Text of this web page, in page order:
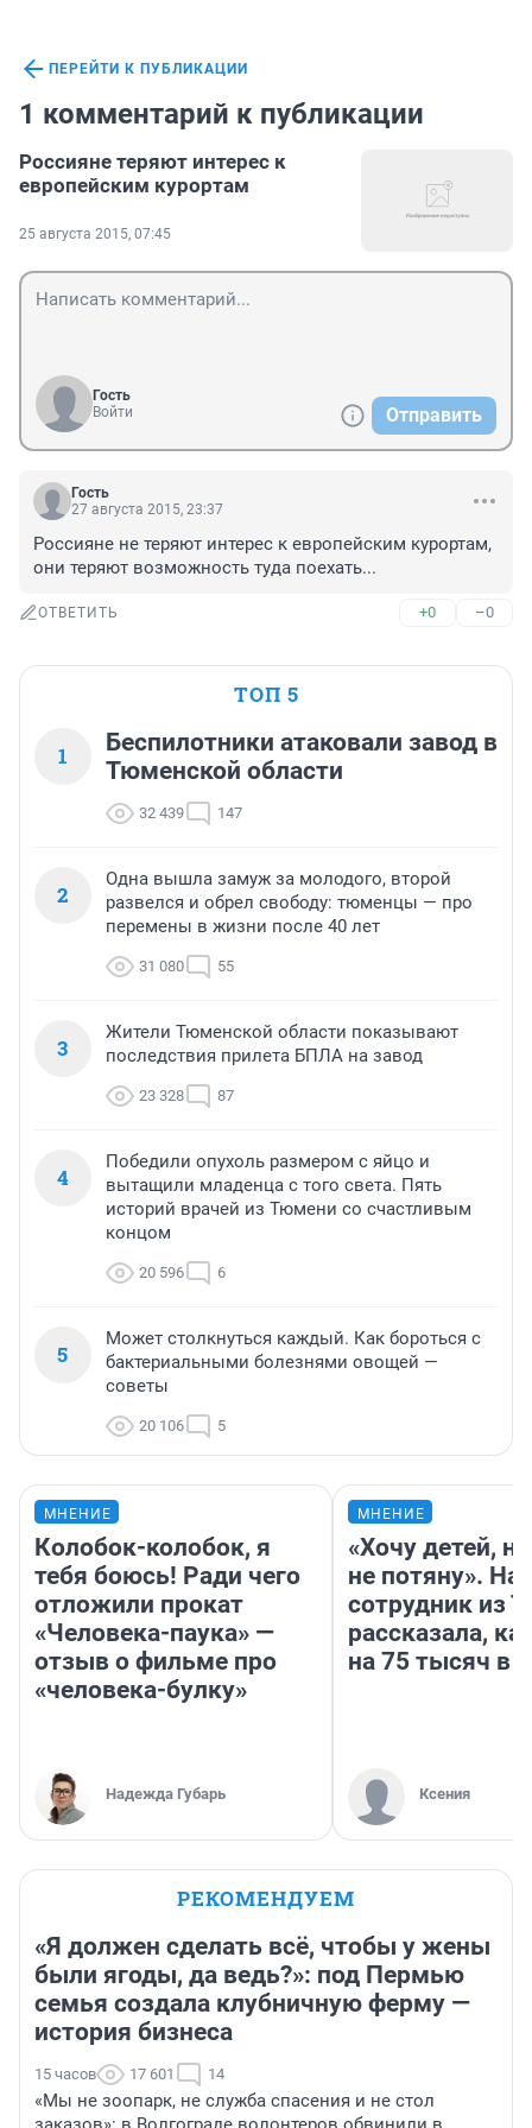
ПЕРЕЙТИ К ПУБЛИКАЦИИ
1 комментарий к публикации
Россияне теряют интерес к
европейским курортам
25 августа 2015, 07:45
Гость
Войти
Отправить
Гость
27 августа 2015, 23:37
Россияне не теряют интерес к европейским курортам,
они теряют возможность туда поехать...
ОТВЕТИТЬ +0 –0
ТОП 5
1
Беспилотники атаковали завод в
Тюменской области
32 439 147
2
Одна вышла замуж за молодого, второй
развелся и обрел свободу: тюменцы — про
перемены в жизни после 40 лет
31 080 55
3
Жители Тюменской области показывают
последствия прилета БПЛА на завод
23 328 87
4
Победили опухоль размером с яйцо и
вытащили младенца с того света. Пять
историй врачей из Тюмени со счастливым
концом
20 596 6
5
Может столкнуться каждый. Как бороться с
бактериальными болезнями овощей —
советы
20 106 5
МНЕНИЕ
Колобок-колобок, я
тебя боюсь! Ради чего
отложили прокат
«Человека-паука» —
отзыв о фильме про
«человека-булку»
Надежда Губарь
МНЕНИЕ
«Хочу детей,
не потяну».
сотрудник из
рассказала,
на 75 тысяч в
Ксения
РЕКОМЕНДУЕМ
«Я должен сделать всё, чтобы у жены
были ягоды, да ведь?»: под Пермью
семья создала клубничную ферму —
история бизнеса
15 часов 17 601 14
«Мы не зоопарк, не служба спасения и не стол